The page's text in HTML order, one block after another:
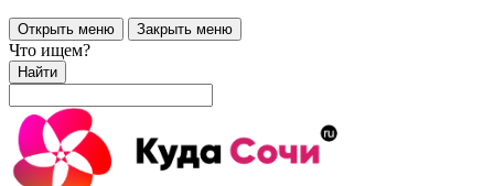
Открыть меню Закрыть меню
Что ищем?
Найти